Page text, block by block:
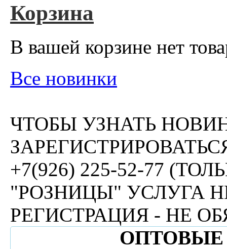
Корзина
В вашей корзине нет
Все новинки
ЧТОБЫ УЗНАТЬ
+7(926) 225-52-77
"РОЗНИЦЫ" УСЛУГА
РЕГИСТРАЦИЯ - НЕ